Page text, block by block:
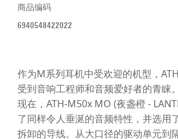
商品编码
6940548422022
作为M系列耳机中受欢迎的机型，
受到音响工程师和音频爱好者的青睐。
现在，ATH-M50x MO (夜盏橙 -
了同样令人垂涎的音频特性，并选用
拆卸的导线。从大口径的驱动单元到